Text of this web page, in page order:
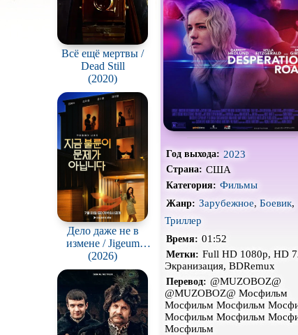
Всё ещё мертвы /
Dead Still
(2020)
Дело даже не в
измене / Jigeum
bullyuni munjega
animnida
(2026)
Про драконов
Про корабли и подводные
лодки
Про мафию
Про путешествияво
времени
Про собак
Про танцы
катание
Режиссёрская версия
Слэшер
CAMRip
Год выхода: 2023
Страна: США
Категория: Фильмы
Жанр: Зарубежное, Боевик,
Триллер
Время: 01:52
Метки: Full HD 1080p, HD
Экранизация, BDRemux
Перевод: @MUZOBOZ@
@MUZOBOZ@ Мосфильм
Мосфильм Мосфильм
Мосфильм Мосфильм
Мосфильм